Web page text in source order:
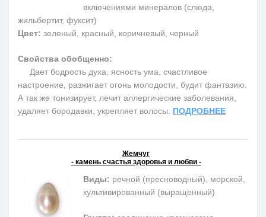
включениями минералов (слюда,
жильбертит, фуксит)
Цвет: зеленый, красный, коричневый, черный
Свойства обобщенно:
Дает бодрость духа, ясность ума, счастливое
настроение, разжигает огонь молодости, будит фантазию.
А так же тонизирует, лечит аллергические заболевания,
удаляет бородавки, укрепляет волосы. ПОДРОБНЕЕ
Жемчуг
- камень счастья здоровья и любви -
Виды: речной (пресноводный), морской,
культивированный (выращенный)